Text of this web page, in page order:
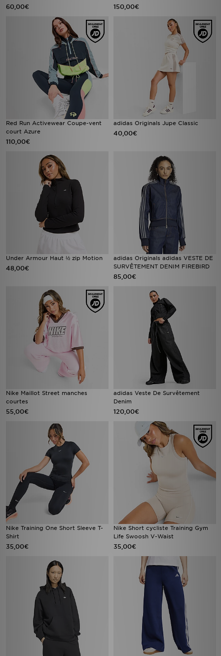
60,00€ 150,00€
Red Run Activewear Coupe-vent
court Azure
110,00€
adidas Originals Jupe Classic
40,00€
Under Armour Haut ½ zip Motion
48,00€
adidas Originals adidas VESTE DE
SURVÊTEMENT DENIM FIREBIRD
85,00€
Nike Maillot Street manches
courtes
55,00€
adidas Veste De Survêtement
Denim
120,00€
Nike Training One Short Sleeve T-
Shirt
35,00€
Nike Short cycliste Training Gym
Life Swoosh V-Waist
35,00€